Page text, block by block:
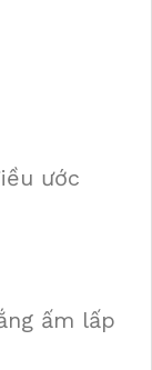
ước
ấm lấp